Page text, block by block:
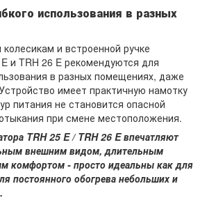
использования в разных
и встроенной ручке
и TRH 26 E рекомендуются для
в разных помещениях, даже
имеет практичную намотку
питания не становится опасной
при смене местоположения.
TRH 25 E / TRH 26 E впечатляют
внешним видом, длительным
комфортом - просто идеальны как для
постоянного обогрева небольших и